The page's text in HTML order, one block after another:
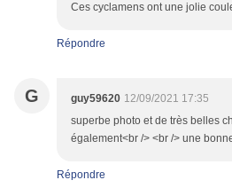
Ces cyclamens ont une jolie
Répondre
G guy59620 12/09/2021 17:35
superbe photo et de très belles
également<br /> <br /> une
Répondre